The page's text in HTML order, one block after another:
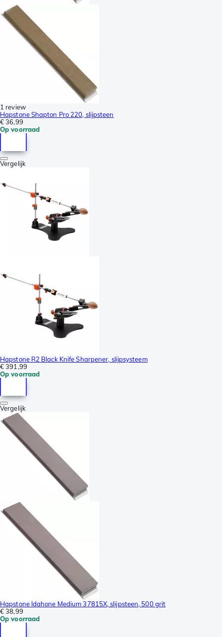
1 review
Hapstone Shapton Pro 220, slijpsteen
€ 36,99
Op voorraad
Vergelijk
Hapstone R2 Black Knife Sharpener, slijpsysteem
€ 391,99
Op voorraad
Vergelijk
Hapstone Idahone Medium 37815X, slijpsteen, 500 grit
€ 38,99
Op voorraad